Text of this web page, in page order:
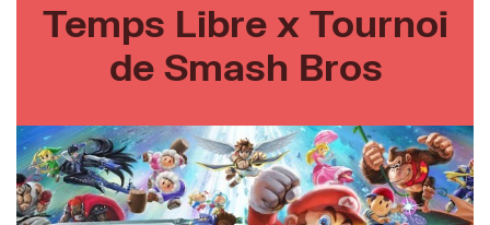
Temps Libre x Tournoi
de Smash Bros